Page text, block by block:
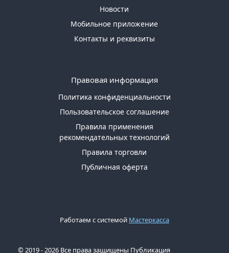
Новости
Мобильное приложение
Контакты и реквизиты
Правовая информация
Политика конфиденциальности
Пользовательское соглашение
Правила применения
рекомендательных технологий
Правила торговли
Публичная оферта
Работаем с системой Мастеркасса
© 2019 - 2026 Все права защищены Публикация